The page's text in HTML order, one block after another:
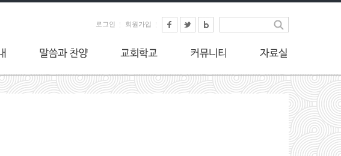
로그인 회원가입